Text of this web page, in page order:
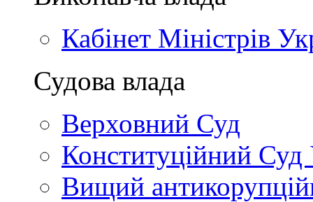
Кабінет Міністрів
Судова влада
Верховний Суд
Конституційний Суд
Вищий